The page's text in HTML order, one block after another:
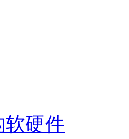
软硬件